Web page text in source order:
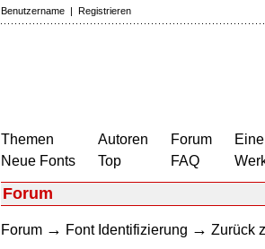
Benutzername | Registrieren
Themen
Neue Fonts
Autoren
Top
Forum
FAQ
Forum
Forum → Font Identifizierung → Zurück